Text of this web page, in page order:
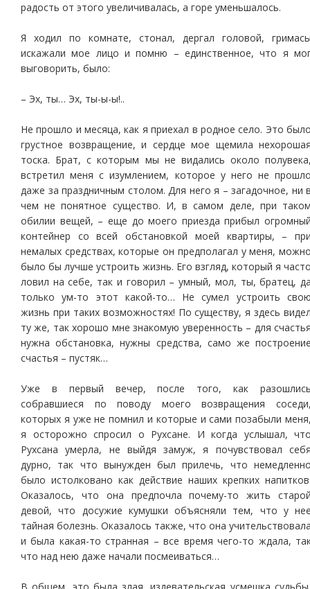
радость от этого увеличивалась, а горе уменьшалось.
Я ходил по комнате, стонал, дергал головой,
искажали мое лицо и помню – единственное, что я
выговорить, было:
– Эх, ты… Эх, ты-ы-ы!..
Не прошло и месяца, как я приехал в родное село. Это
грустное возвращение, и сердце мое щемила
тоска. Брат, с которым мы не видались около
встретил меня с изумлением, которое у него не
даже за праздничным столом. Для него я – загадочное, ни
чем не понятное существо. И, в самом деле, при
обилии вещей, – еще до моего приезда прибыл
контейнер со всей обстановкой моей квартиры, –
немалых средствах, которые он предполагал у меня,
было бы лучше устроить жизнь. Его взгляд, который я
ловил на себе, так и говорил – умный, мол, ты, братец,
только ум-то этот какой-то… Не сумел устроить
жизнь при таких возможностях! По существу, я здесь
ту же, так хорошо мне знакомую уверенность – для
нужна обстановка, нужны средства, само же
счастья – пустяк…
Уже в первый вечер, после того, как
собравшиеся по поводу моего возвращения
которых я уже не помнил и которые и сами позабыли
я осторожно спросил о Рухсане. И когда услышал,
Рухсана умерла, не выйдя замуж, я почувствовал
дурно, так что вынужден был прилечь, что
было истолковано как действие наших крепких
Оказалось, что она предпочла почему-то жить
девой, что досужие кумушки объясняли тем, что у
тайная болезнь. Оказалось также, что она
и была какая-то странная – все время чего-то ждала,
что над нею даже начали посмеиваться…